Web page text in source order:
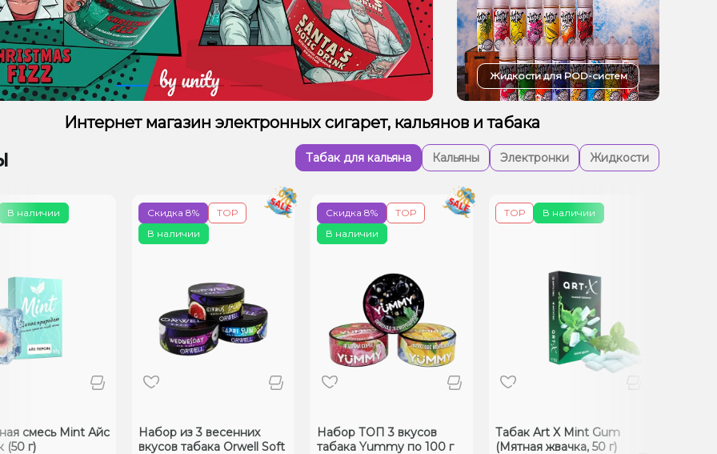
Жидкости для POD-систем
Интернет магазин электронных сигарет, кальянов и табака
Табак для кальяна Кальяны Электронки Жидкости
В наличии
смесь Mint Айс
(50 г)
В наличии
Скидка 8% ТОР
Набор из 3 весенних
вкусов табака Orwell Soft
В наличии
Скидка 8% ТОР
Набор ТОП 3 вкусов
табака Yummy по 100 г
В наличии
ТОР
Табак Art X Mint Gum
(Мятная жвачка, 50 г)